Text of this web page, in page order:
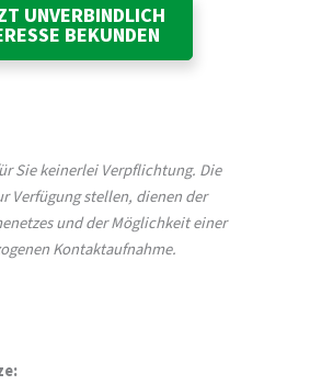
UNVERBINDLICH
BEKUNDEN
Sie keinerlei Verpflichtung. Die
Verfügung stellen, dienen der
und der Möglichkeit einer
Kontaktaufnahme.